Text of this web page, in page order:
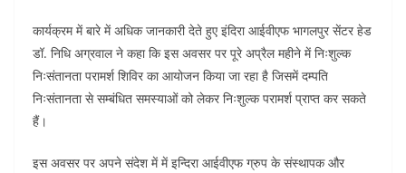
कार्यक्रम में बारे में अधिक जानकारी देते हुए इंदिरा आईवीएफ भागलपुर सेंटर हेड
डॉ. निधि अग्रवाल ने कहा कि इस अवसर पर पूरे अप्रैल महीने में निःशुल्क
निःसंतानता परामर्श शिविर का आयोजन किया जा रहा है जिसमें दम्पति
निःसंतानता से सम्बंधित समस्याओं को लेकर निःशुल्क परामर्श प्राप्त कर सकते
हैं।
इस अवसर पर अपने संदेश में में इन्दिरा आईवीएफ ग्रुप के संस्थापक और